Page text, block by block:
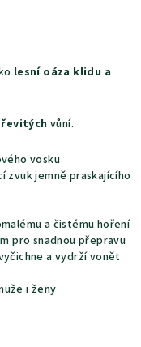
lesní oáza klidu a
vůní.
vosku
zvuk jemně praskajícího
a čistému hoření
pro snadnou přepravu
a vydrží vonět
i ženy